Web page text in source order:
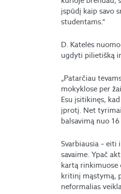
įspūdį kaip savo
studentams.“
D. Katelės
ugdyti pilietišką
„Patarčiau
mokyklose per
Esu įsitikinęs,
įprotį. Net
balsavimą nuo
Svarbiausia –
savaime. Ypač
kartą rinkimuose
kritinį mąstymą,
neformalias